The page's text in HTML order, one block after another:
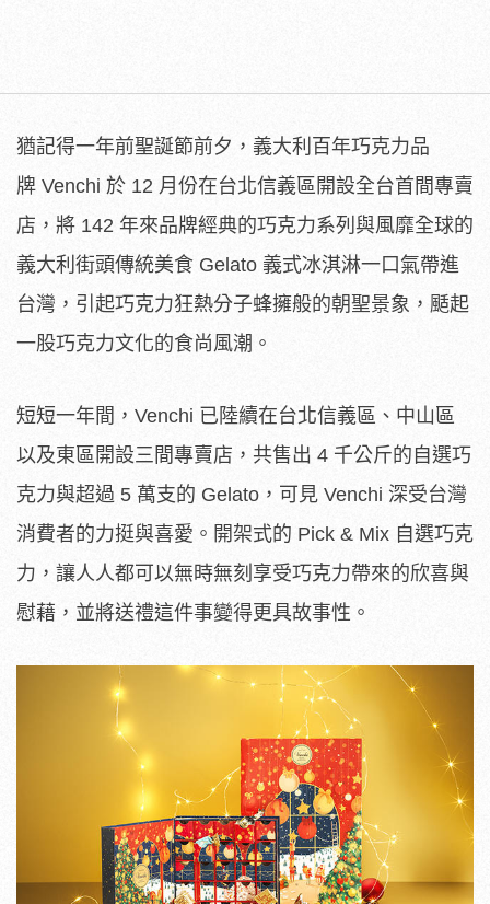
猶記得一年前聖誕節前夕，義大利百年巧克力品
牌 Venchi 於 12 月份在台北信義區開設全台首間專賣
店，將 142 年來品牌經典的巧克力系列與風靡全球的
義大利街頭傳統美食 Gelato 義式冰淇淋一口氣帶進
台灣，引起巧克力狂熱分子蜂擁般的朝聖景象，颳起
一股巧克力文化的食尚風潮。
短短一年間，Venchi 已陸續在台北信義區、中山區
以及東區開設三間專賣店，共售出 4 千公斤的自選巧
克力與超過 5 萬支的 Gelato，可見 Venchi 深受台灣
消費者的力挺與喜愛。開架式的 Pick & Mix 自選巧克
力，讓人人都可以無時無刻享受巧克力帶來的欣喜與
慰藉，並將送禮這件事變得更具故事性。